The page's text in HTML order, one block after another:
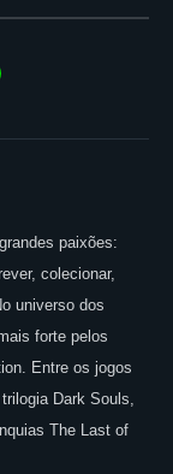
paixões:
colecionar,
universo dos
forte pelos
Entre os jogos
Dark Souls,
The Last of